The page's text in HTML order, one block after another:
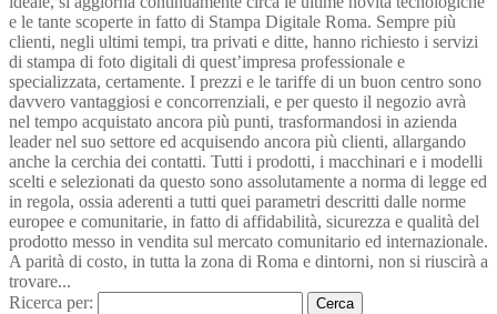
e le tante scoperte in fatto di Stampa Digitale Roma. Sempre più
clienti, negli ultimi tempi, tra privati e ditte, hanno richiesto i servizi
di stampa di foto digitali di quest’impresa professionale e
specializzata, certamente. I prezzi e le tariffe di un buon centro sono
davvero vantaggiosi e concorrenziali, e per questo il negozio avrà
nel tempo acquistato ancora più punti, trasformandosi in azienda
leader nel suo settore ed acquisendo ancora più clienti, allargando
anche la cerchia dei contatti. Tutti i prodotti, i macchinari e i modelli
scelti e selezionati da questo sono assolutamente a norma di legge ed
in regola, ossia aderenti a tutti quei parametri descritti dalle norme
europee e comunitarie, in fatto di affidabilità, sicurezza e qualità del
prodotto messo in vendita sul mercato comunitario ed internazionale.
A parità di costo, in tutta la zona di Roma e dintorni, non si riuscirà a
trovare...
Ricerca per: